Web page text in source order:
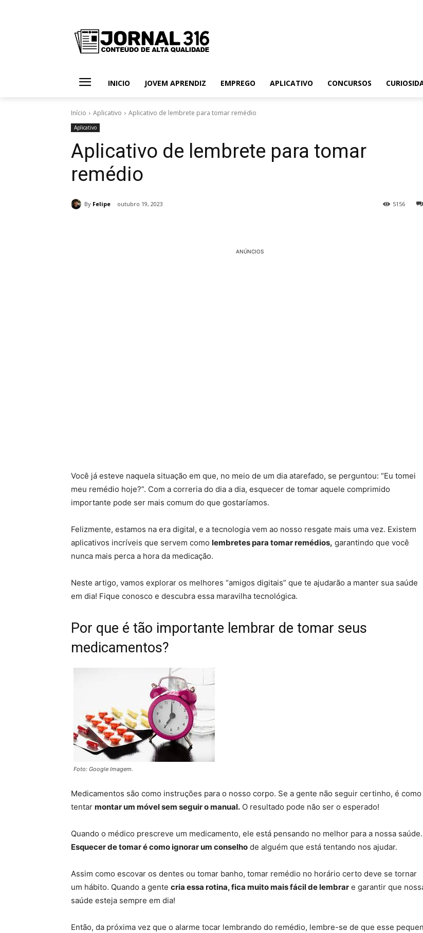
INICIO JOVEM APRENDIZ EMPREGO APLICATIVO CONCURSOS
Início Aplicativo Aplicativo de lembrete para tomar remédio
Aplicativo
Aplicativo de lembrete para tomar
remédio
By Felipe outubro 19, 2023 5156
ANÚNCIOS
Você já esteve naquela situação em que, no meio de um dia atarefado, se perguntou: “Eu tomei
meu remédio hoje?”. Com a correria do dia a dia, esquecer de tomar aquele comprimido
importante pode ser mais comum do que gostaríamos.
Felizmente, estamos na era digital, e a tecnologia vem ao nosso resgate mais uma vez. Existem
aplicativos incríveis que servem como lembretes para tomar remédios, garantindo que você
nunca mais perca a hora da medicação.
Neste artigo, vamos explorar os melhores “amigos digitais” que te ajudarão a manter sua saúde
em dia! Fique conosco e descubra essa maravilha tecnológica.
Por que é tão importante lembrar de tomar seus
medicamentos?
Foto: Google Imagem.
Medicamentos são como instruções para o nosso corpo. Se a gente não seguir certinho, é como
tentar montar um móvel sem seguir o manual. O resultado pode não ser o esperado!
Quando o médico prescreve um medicamento, ele está pensando no melhor para a nossa saúde.
Esquecer de tomar é como ignorar um conselho de alguém que está tentando nos ajudar.
Assim como escovar os dentes ou tomar banho, tomar remédio no horário certo deve se tornar
um hábito. Quando a gente cria essa rotina, fica muito mais fácil de lembrar e garantir que
saúde esteja sempre em dia!
Então, da próxima vez que o alarme tocar lembrando do remédio, lembre-se de que esse